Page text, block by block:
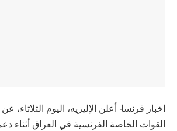
اخبار فرنسا- أعلن الإليزيه، اليوم
القوات الخاصة الفرنسية في العراق أثناء